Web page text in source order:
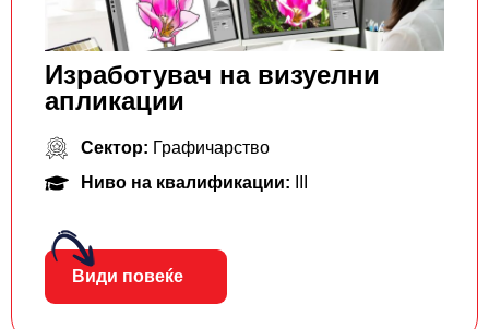
Изработувач на визуелни
апликации
Сектор: Графичарство
Ниво на квалификации:
Види повеќе